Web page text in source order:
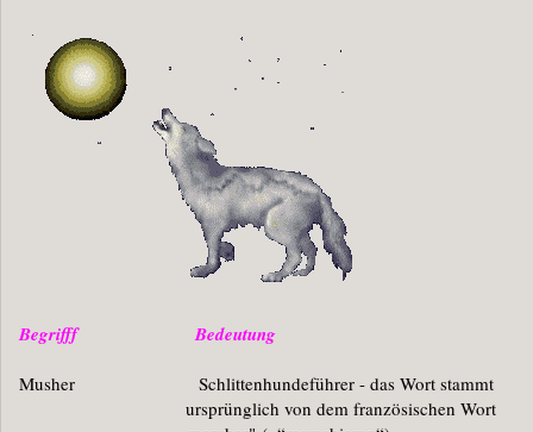
Begrifff Bedeutung
Musher Schlittenhundeführer - das Wort stammt
ursprünglich von dem französischen Wort